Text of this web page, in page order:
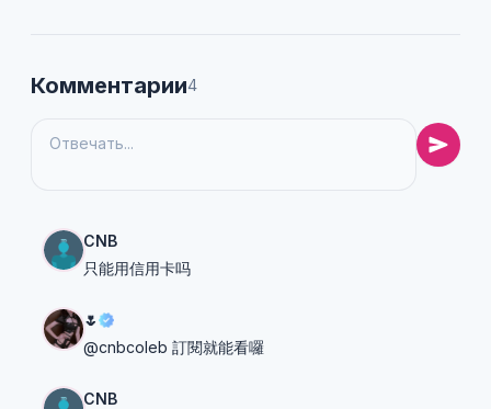
Комментарии4
CNB
只能用信用卡吗
🌷
@cnbcoleb 訂閱就能看囉
CNB